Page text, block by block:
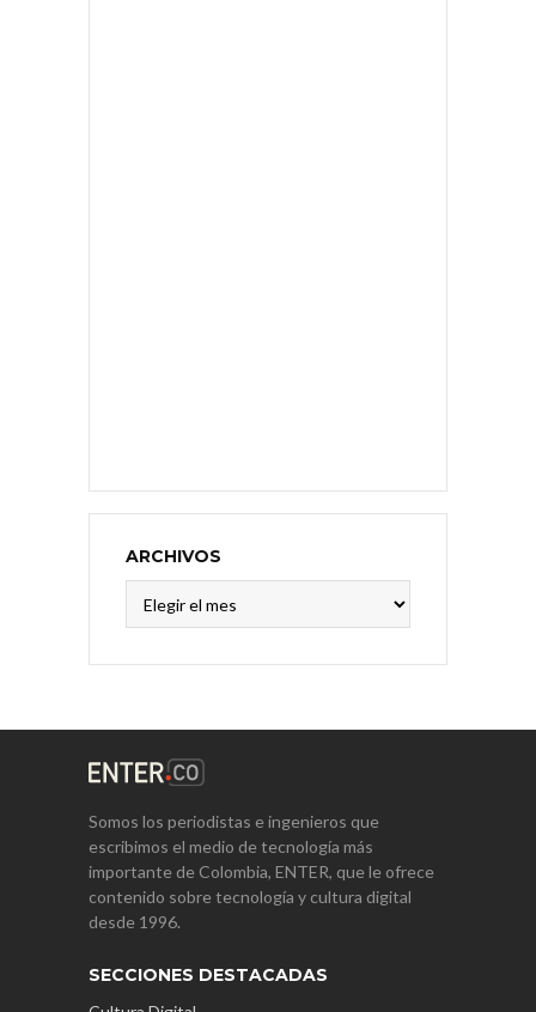
ARCHIVOS
Somos los periodistas e ingenieros que
escribimos el medio de tecnología más
importante de Colombia, ENTER, que le ofrece
contenido sobre tecnología y cultura digital
desde 1996.
SECCIONES DESTACADAS